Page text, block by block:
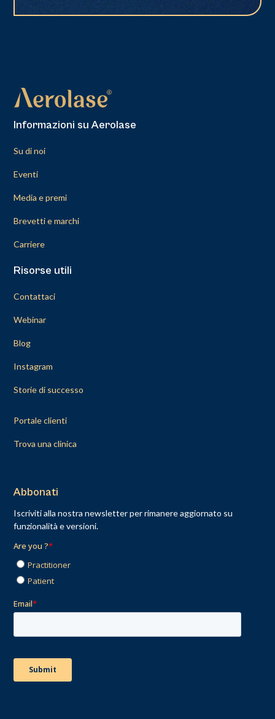
Informazioni su Aerolase
Su di noi
Eventi
Media e premi
Brevetti e marchi
Carriere
Risorse utili
Contattaci
Webinar
Blog
Instagram
Storie di successo
Portale clienti
Trova una clinica
Abbonati
Iscriviti alla nostra newsletter per rimanere aggiornato su
funzionalità e versioni.